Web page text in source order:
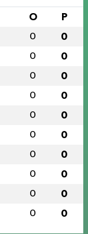
O P
0 0
0 0
0 0
0 0
0 0
0 0
0 0
0 0
0 0
0 0